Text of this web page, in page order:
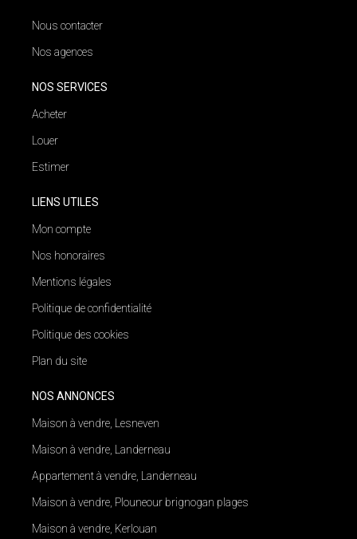
Nous contacter
Nos agences
NOS SERVICES
Acheter
Louer
Estimer
LIENS UTILES
Mon compte
Nos honoraires
Mentions légales
Politique de confidentialité
Politique des cookies
Plan du site
NOS ANNONCES
Maison à vendre, Lesneven
Maison à vendre, Landerneau
Appartement à vendre, Landerneau
Maison à vendre, Plouneour brignogan plages
Maison à vendre, Kerlouan